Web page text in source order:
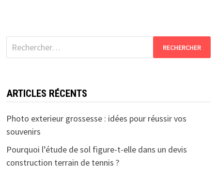
Rechercher :
ARTICLES RÉCENTS
Photo exterieur grossesse : idées pour réussir vos
souvenirs
Pourquoi l’étude de sol figure-t-elle dans un devis
construction terrain de tennis ?